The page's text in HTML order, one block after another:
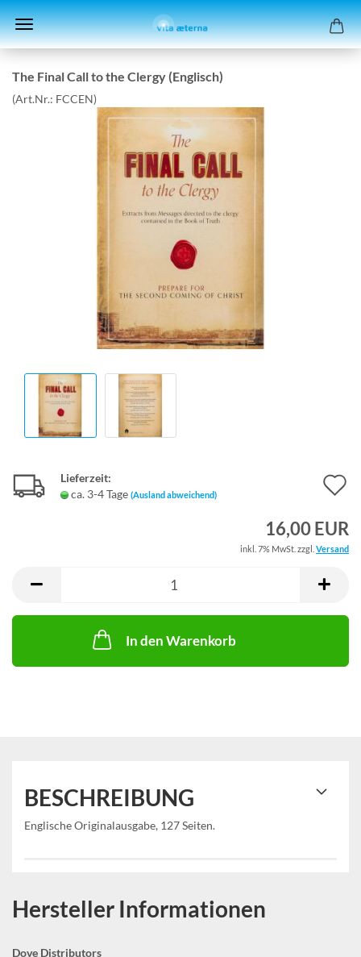
The Final Call to the Cler­gy (Eng­lisch)
(Art.Nr.: FCCEN)
Lieferzeit:
ca. 3-4 Tage (Ausland abweichend)
16,00 EUR
inkl. 7% MwSt. zzgl. Versand
In den Warenkorb
BESCHREIBUNG
Englische Originalausgabe, 127 Seiten.
Hersteller Informationen
Dove Distributors